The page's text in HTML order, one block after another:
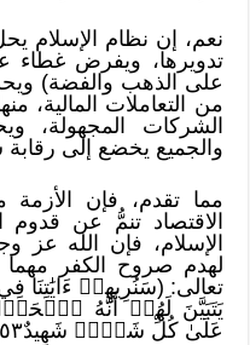
نعم، إن نظام الإسلام
تدويرها، ويفرض غطاء
على الذهب والفضة)
من التعاملات المالية،
الشركات المجهولة،
والجميع يخضع إلى
مما تقدم، فإن الأزمة
الاقتصاد تنمُّ عن قدوم
الإسلام، فإن الله عز
لهدم صروح الكفر
تعالى: (سَنُرِيهِمۡ ءَايَٰتِنَا
يَتَبَيَّنَ لَهُمۡ أَنَّهُ
عَلَىٰ كُلِّ شَيۡءٖ شَهِيدٌ٥٣).